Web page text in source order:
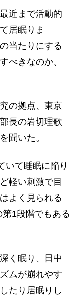
近まで活動的
居眠りま
当たりにする
べきなのか、
の拠点、東京
長の岩切理歌
聞いた。
いて睡眠に陥り
軽い刺激で目
よく見られる
第1段階でもある
く眠り、日中
ムが崩れやす
たり居眠りし